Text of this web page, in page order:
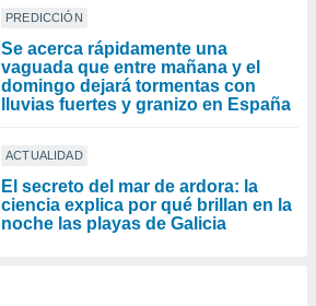
PREDICCIÓN
Se acerca rápidamente una
vaguada que entre mañana y el
domingo dejará tormentas con
lluvias fuertes y granizo en España
ACTUALIDAD
El secreto del mar de ardora: la
ciencia explica por qué brillan en la
noche las playas de Galicia